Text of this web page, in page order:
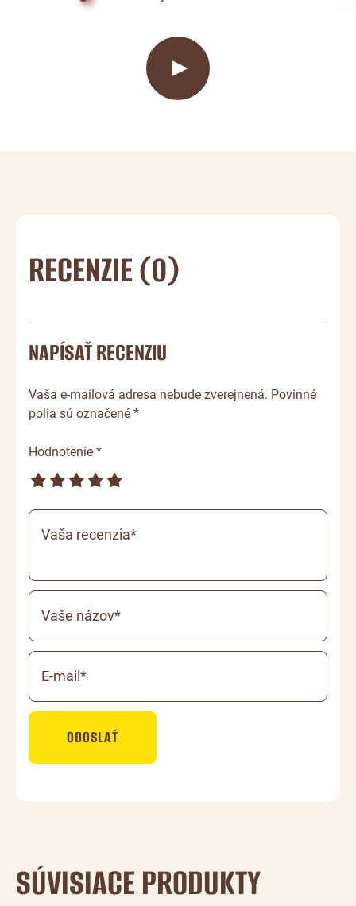
RECENZIE (0)
NAPÍSAŤ RECENZIU
Vaša e-mailová adresa nebude zverejnená. Povinné
polia sú označené *
Hodnotenie *
Vaša recenzia*
Vaše názov*
E-mail*
ODOSLAŤ
SÚVISIACE PRODUKTY